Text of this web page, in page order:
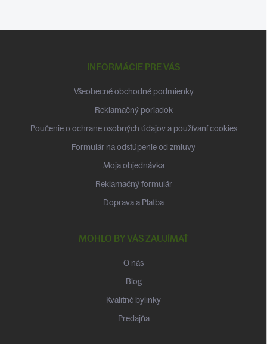
INFORMÁCIE PRE VÁS
Všeobecné obchodné podmienky
Reklamačný poriadok
Poučenie o ochrane osobných údajov a používaní cookies
Formulár na odstúpenie od zmluvy
Moja objednávka
Reklamačný formulár
Doprava a Platba
MOHLO BY VÁS ZAUJÍMAŤ
O nás
Blog
Kvalitné bylinky
Predajňa